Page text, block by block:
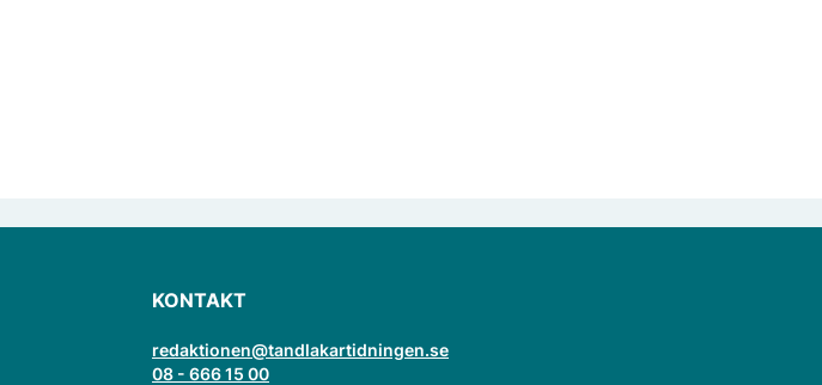
KONTAKT
redaktionen@tandlakartidningen.se
08 - 666 15 00